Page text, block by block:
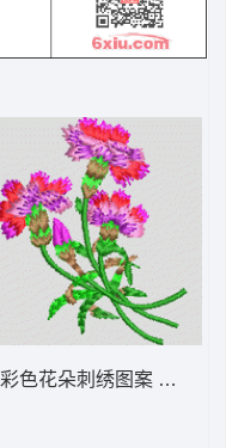
彩色花朵刺绣图案 简单花